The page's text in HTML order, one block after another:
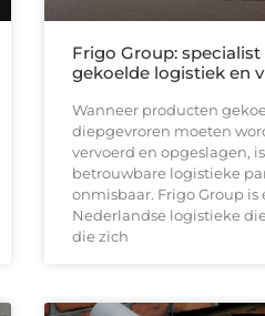
Frigo Group: specialist
gekoelde logistiek en
Wanneer producten
diepgevroren moeten
vervoerd en opgeslagen,
betrouwbare logistieke
onmisbaar. Frigo Group is
Nederlandse logistieke
die zich